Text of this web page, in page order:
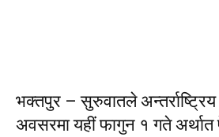
भक्तपुर – सुरुवातले
अवसरमा यहीं फागुन १ गते